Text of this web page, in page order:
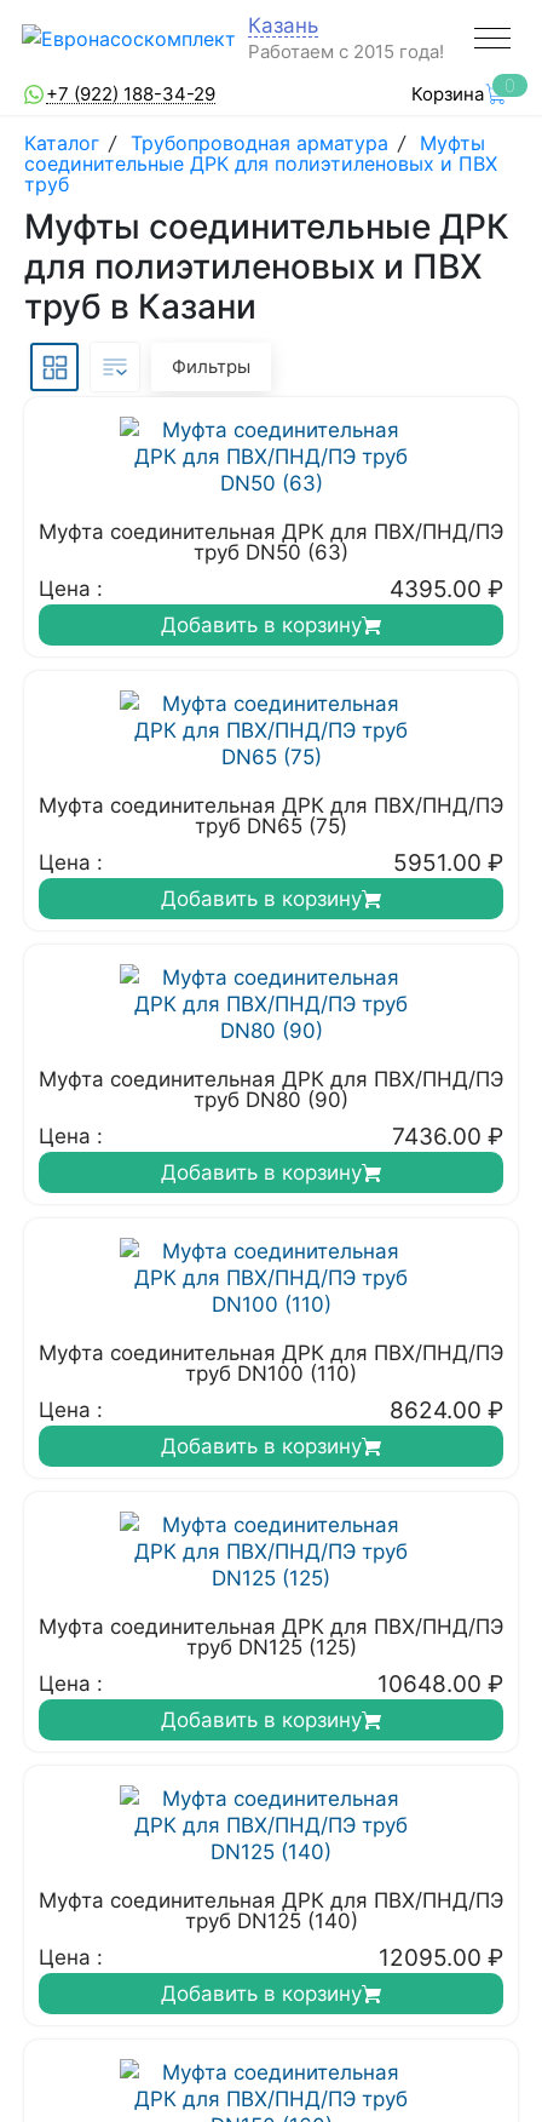
Казань
Работаем с 2015 года!
+7 (922) 188-34-29
Корзина 0
Каталог / Трубопроводная арматура / Муфты
соединительные ДРК для полиэтиленовых и ПВХ
труб
Муфты соединительные ДРК
для полиэтиленовых и ПВХ
труб в Казани
Фильтры
Муфта соединительная ДРК для ПВХ/ПНД/ПЭ
труб DN50 (63)
Цена :
4395.00 ₽
Добавить в корзину
Муфта соединительная ДРК для ПВХ/ПНД/ПЭ
труб DN65 (75)
Цена :
5951.00 ₽
Добавить в корзину
Муфта соединительная ДРК для ПВХ/ПНД/ПЭ
труб DN80 (90)
Цена :
7436.00 ₽
Добавить в корзину
Муфта соединительная ДРК для ПВХ/ПНД/ПЭ
труб DN100 (110)
Цена :
8624.00 ₽
Добавить в корзину
Муфта соединительная ДРК для ПВХ/ПНД/ПЭ
труб DN125 (125)
Цена :
10648.00 ₽
Добавить в корзину
Муфта соединительная ДРК для ПВХ/ПНД/ПЭ
труб DN125 (140)
Цена :
12095.00 ₽
Добавить в корзину